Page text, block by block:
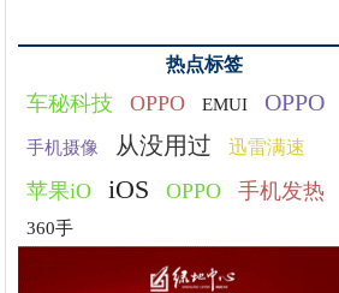
热点标签
车秘科技 OPPO EMUI OPPO
手机摄像 从没用过 迅雷满速
苹果iO iOS OPPO 手机发热
360手